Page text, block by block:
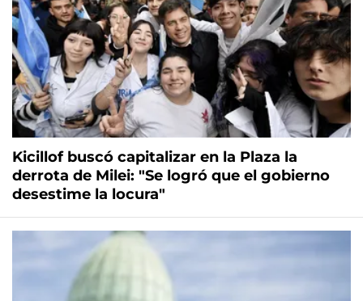
Kicillof buscó capitalizar en la Plaza la
derrota de Milei: "Se logró que el gobierno
desestime la locura"